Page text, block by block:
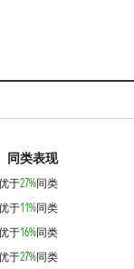
同类表现
于27%同类
于11%同类
于16%同类
于27%同类